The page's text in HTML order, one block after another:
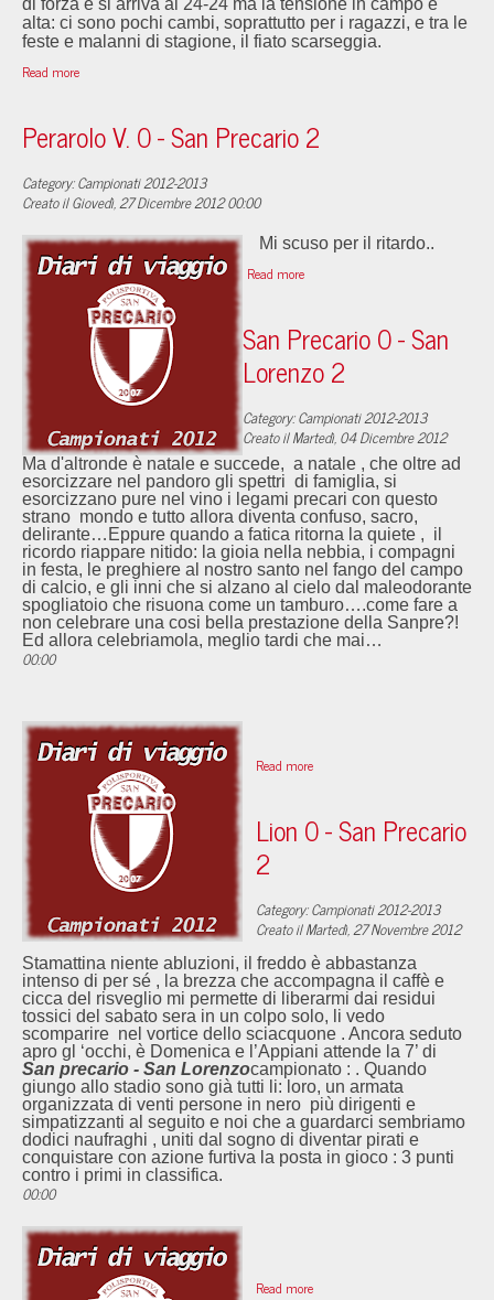
di forza e si arriva al 24-24 ma la tensione in campo è
alta: ci sono pochi cambi, soprattutto per i ragazzi, e tra le
feste e malanni di stagione, il fiato scarseggia.
Read more
Perarolo V. 0 - San Precario 2
Category: Campionati 2012-2013
Creato il Giovedì, 27 Dicembre 2012 00:00
Mi scuso per il ritardo..
Ma d'altronde è natale e succede, a natale , che oltre ad
esorcizzare nel pandoro gli spettri di famiglia, si
esorcizzano pure nel vino i legami precari con questo
strano mondo e tutto allora diventa confuso, sacro,
delirante…Eppure quando a fatica ritorna la quiete , il
ricordo riappare nitido: la gioia nella nebbia, i compagni
in festa, le preghiere al nostro santo nel fango del campo
di calcio, e gli inni che si alzano al cielo dal maleodorante
spogliatoio che risuona come un tamburo….come fare a
non celebrare una cosi bella prestazione della Sanpre?!
Ed allora celebriamola, meglio tardi che mai…
Read more
San Precario 0 - San
Lorenzo 2
Category: Campionati 2012-2013
Creato il Martedì, 04 Dicembre 2012
00:00
Stamattina niente abluzioni, il freddo è abbastanza
intenso di per sé , la brezza che accompagna il caffè e
cicca del risveglio mi permette di liberarmi dai residui
tossici del sabato sera in un colpo solo, li vedo
scomparire nel vortice dello sciacquone . Ancora seduto
apro gl ‘occhi, è Domenica e l’Appiani attende la 7’ di
campionato :
San precario - San Lorenzo
. Quando
giungo allo stadio sono già tutti li: loro, un armata
organizzata di venti persone in nero più dirigenti e
simpatizzanti al seguito e noi che a guardarci sembriamo
dodici naufraghi , uniti dal sogno di diventar pirati e
conquistare con azione furtiva la posta in gioco : 3 punti
contro i primi in classifica.
Read more
Lion 0 - San Precario
2
Category: Campionati 2012-2013
Creato il Martedì, 27 Novembre 2012
00:00
Read more